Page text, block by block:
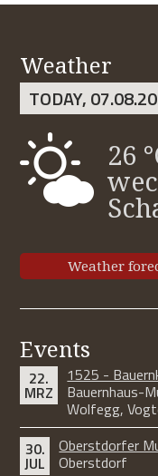
Weather
TODAY,
26
Weather
Events
22.
MRZ
1525 -
Bauernhaus-
Wolfegg,
30.
JUL
Oberstdorfer
Oberstdorf